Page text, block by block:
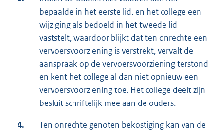
bepaalde in het eerste lid, en het college een
wijziging als bedoeld in het tweede lid
vaststelt, waardoor blijkt dat ten onrechte een
vervoersvoorziening is verstrekt, vervalt de
aanspraak op de vervoersvoorziening terstond
en kent het college al dan niet opnieuw een
vervoersvoorziening toe. Het college deelt zijn
besluit schriftelijk mee aan de ouders.
4.
Ten onrechte genoten bekostiging kan van de